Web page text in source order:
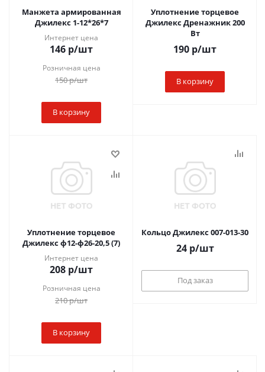
Манжета армированная
Джилекс 1-12*26*7
Интернет цена
146 р/шт
Розничная цена
150р/шт
В корзину
Уплотнение торцевое
Джилекс Дренажник 200
Вт
190 р/шт
В корзину
Уплотнение торцевое
Джилекс ф12-ф26-20,5 (7)
Интернет цена
208 р/шт
Розничная цена
210р/шт
В корзину
Кольцо Джилекс 007-013-30
24р/шт
Под заказ